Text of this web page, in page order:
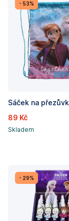
- 53%
89 Kč
Skladem
- 29%